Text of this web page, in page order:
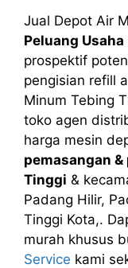
Jual Depot Air
Peluang Usaha
prospektif
pengisian refill
Minum Tebing
toko agen
harga mesin
pemasangan
Tinggi &
Padang Hilir,
Tinggi Kota,.
murah khusus
Service kami